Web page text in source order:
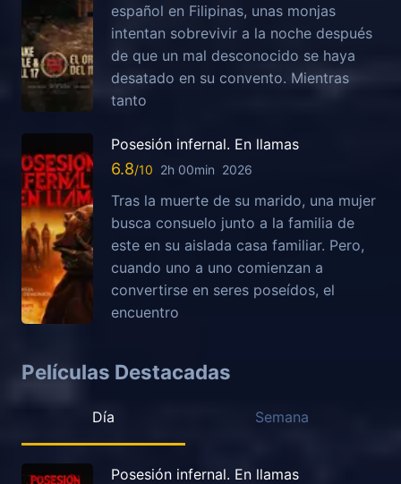
español en Filipinas, unas monjas
intentan sobrevivir a la noche después
de que un mal desconocido se haya
desatado en su convento. Mientras
tanto
Posesión infernal. En llamas
6.8 2h 00min 2026
Tras la muerte de su marido, una mujer
busca consuelo junto a la familia de
este en su aislada casa familiar. Pero,
cuando uno a uno comienzan a
convertirse en seres poseídos, el
encuentro
Películas Destacadas
Día Semana
Posesión infernal. En llamas